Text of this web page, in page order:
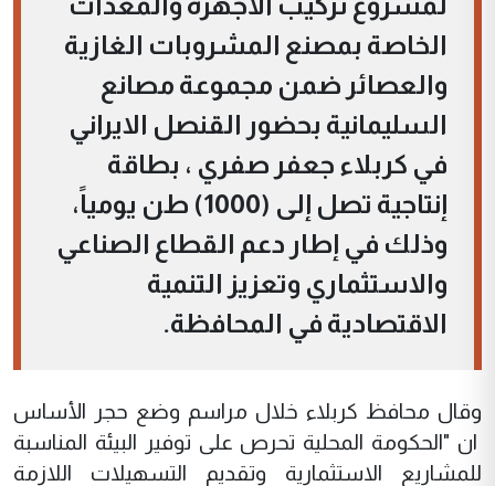
الخاصة بمصنع المشروبات الغازية
والعصائر ضمن مجموعة مصانع
السليمانية بحضور القنصل الايراني
في كربلاء جعفر صفري ، بطاقة
إنتاجية تصل إلى (1000) طن يومياً،
وذلك في إطار دعم القطاع الصناعي
والاستثماري وتعزيز التنمية
الاقتصادية في المحافظة.
وقال محافظ كربلاء خلال مراسم وضع حجر الأساس
ان "الحكومة المحلية تحرص على توفير البيئة المناسبة
للمشاريع الاستثمارية وتقديم التسهيلات اللازمة